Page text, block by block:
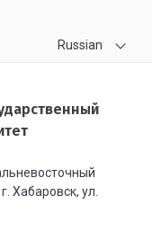
Russian
Хабаровск, ул.